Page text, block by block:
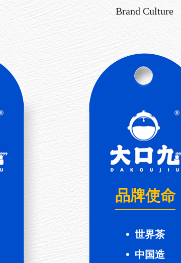
Brand Culture
品牌使命
• 世界茶
• 中国造